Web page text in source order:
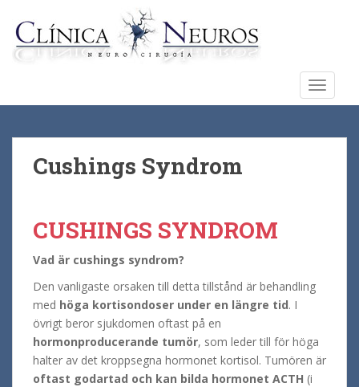
Cushings Syndrom
CUSHINGS SYNDROM
Vad är cushings syndrom?
Den vanligaste orsaken till detta tillstånd är behandling
med höga kortisondoser under en längre tid. I
övrigt beror sjukdomen oftast på en
hormonproducerande tumör, som leder till för höga
halter av det kroppsegna hormonet kortisol. Tumören är
oftast godartad och kan bilda hormonet ACTH (i